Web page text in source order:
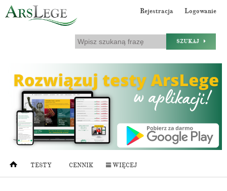
Rejestracja Logowanie
SZUKAJ
TESTY CENNIK WIĘCEJ